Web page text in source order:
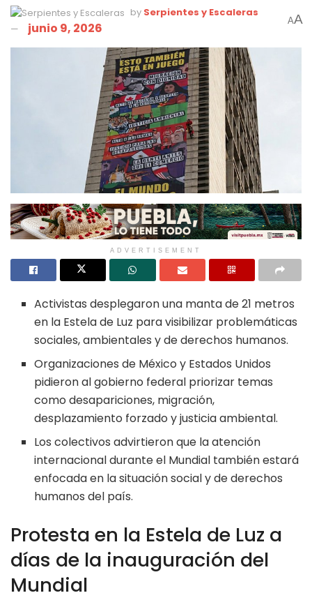
by Serpientes y Escaleras
junio 9, 2026 AA
ADVERTISEMENT
Activistas desplegaron una manta de 21 metros
en la Estela de Luz para visibilizar problemáticas
sociales, ambientales y de derechos humanos.
Organizaciones de México y Estados Unidos
pidieron al gobierno federal priorizar temas
como desapariciones, migración,
desplazamiento forzado y justicia ambiental.
Los colectivos advirtieron que la atención
internacional durante el Mundial también estará
enfocada en la situación social y de derechos
humanos del país.
Protesta en la Estela de Luz a
días de la inauguración del
Mundial